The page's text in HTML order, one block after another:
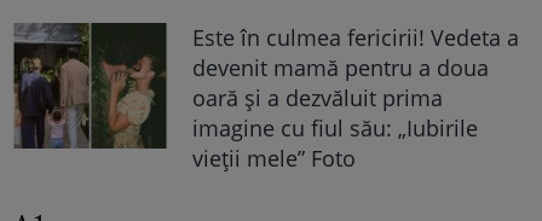
Este în culmea fericirii! Vedeta a
devenit mamă pentru a doua
oară și a dezvăluit prima
imagine cu fiul său: „Iubirile
vieții mele” Foto